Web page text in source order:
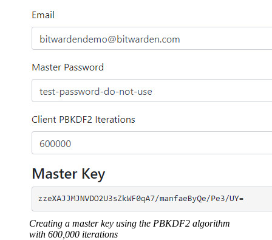
Creating a master key using the PBKDF2 algorithm
with 600,000 iterations